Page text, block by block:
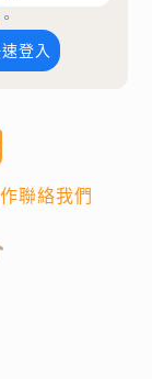
。
登入
聯絡我們